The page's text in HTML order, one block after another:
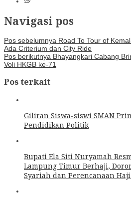
Navigasi pos
Pos sebelumnya Road To Tour of
Ada Criterium dan City Ride
Pos berikutnya Bhayangkari Cabang
Voli HKGB ke-71
Pos terkait
Giliran Siswa-siswi SMAN
Pendidikan Politik
Bupati Ela Siti Nuryamah
Lampung Timur Berhaji,
Syariah dan Perencanaan